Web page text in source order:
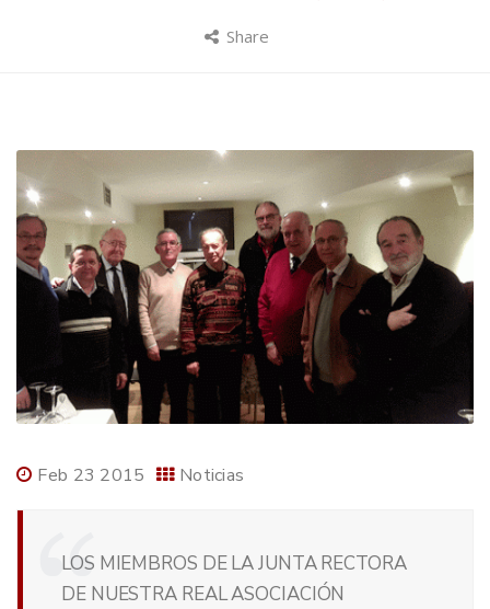
Share
Feb 23 2015 Noticias
LOS MIEMBROS DE LA JUNTA RECTORA
DE NUESTRA REAL ASOCIACIÓN